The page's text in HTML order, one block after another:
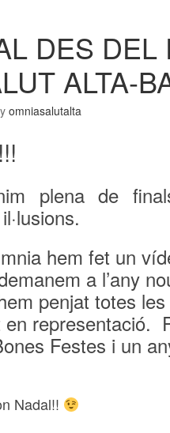
DES DEL
ALTA-
omniasalutalta
!!!
plena de
hem fet un
a l’any
penjat totes
representació.
Festes i un
Nadal!!